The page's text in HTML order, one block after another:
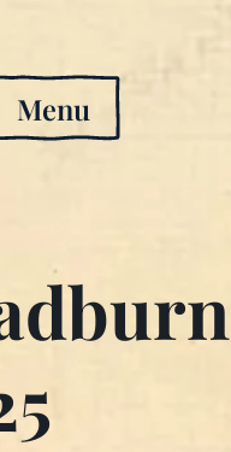
Menu